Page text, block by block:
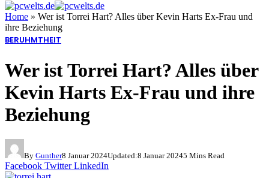
Home » Wer ist Torrei Hart? Alles über Kevin Harts Ex-Frau und
ihre Beziehung
BERUHMTHEIT
Wer ist Torrei Hart? Alles über
Kevin Harts Ex-Frau und ihre
Beziehung
By Gunther8 Januar 2024Updated:8 Januar 20245 Mins Read
Facebook Twitter LinkedIn